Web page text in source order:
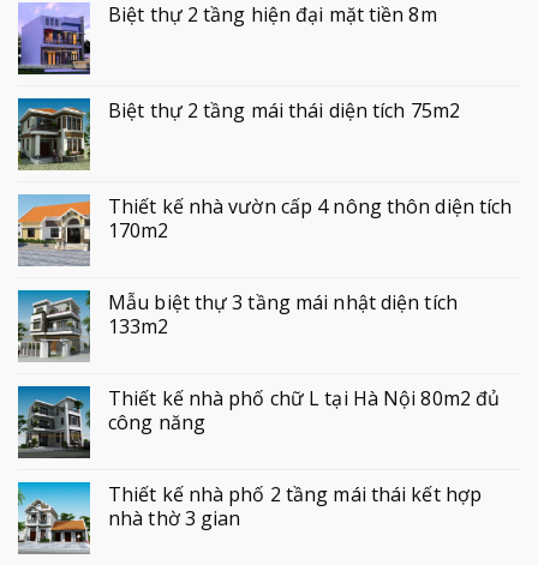
Biệt thự 2 tầng hiện đại mặt tiền 8m
Biệt thự 2 tầng mái thái diện tích 75m2
Thiết kế nhà vườn cấp 4 nông thôn diện tích
170m2
Mẫu biệt thự 3 tầng mái nhật diện tích
133m2
Thiết kế nhà phố chữ L tại Hà Nội 80m2 đủ
công năng
Thiết kế nhà phố 2 tầng mái thái kết hợp
nhà thờ 3 gian